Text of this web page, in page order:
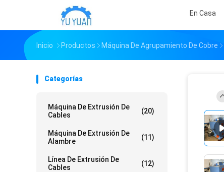
En Casa
Inicio Productos Máquina De Agrupamiento De Cobre
Categorías
Máquina De Extrusión De
Cables
(20)
Máquina De Extrusión De
Alambre
(11)
Línea De Extrusión De
Cables
(12)